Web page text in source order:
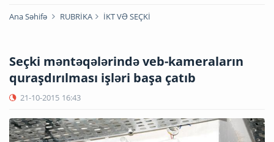
Ana Səhifə RUBRİKA İKT VƏ SEÇKİ
Seçki məntəqələrində veb-kameraların
quraşdırılması işləri başa çatıb
21-10-2015 16:43